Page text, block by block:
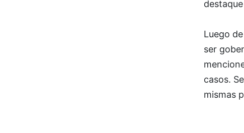
Luego
ser
casos.
mismas